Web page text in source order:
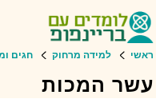
ראשי למידה מרחוק חגים
עשר המכות